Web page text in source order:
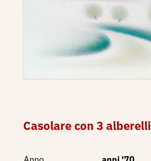
Casolare con 3 alberelli